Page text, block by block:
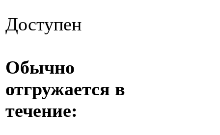
Доступен
Обычно
отгружается в
течение: